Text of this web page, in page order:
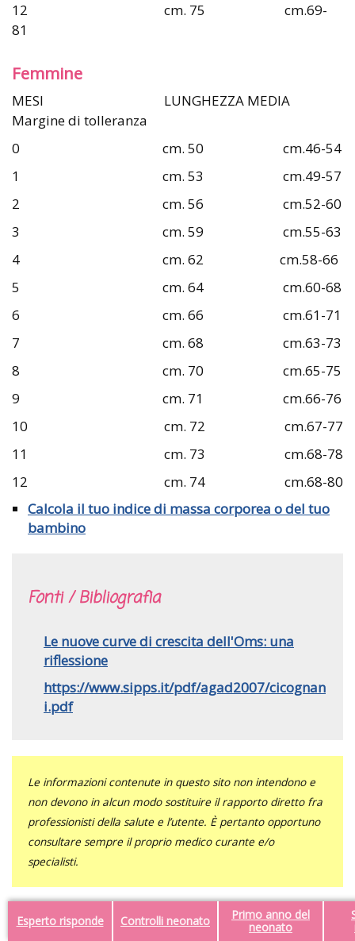
Esperto risponde Controlli neonato
Primo anno del
neonato
12 cm. 75 cm.69-
81
Femmine
MESI LUNGHEZZA MEDIA
Margine di tolleranza
0 cm. 50 cm.46-54
1 cm. 53 cm.49-57
2 cm. 56 cm.52-60
3 cm. 59 cm.55-63
4 cm. 62 cm.58-66
5 cm. 64 cm.60-68
6 cm. 66 cm.61-71
7 cm. 68 cm.63-73
8 cm. 70 cm.65-75
9 cm. 71 cm.66-76
10 cm. 72 cm.67-77
11 cm. 73 cm.68-78
12 cm. 74 cm.68-80
Calcola il tuo indice di massa corporea o del tuo
bambino
Fonti / Bibliografia
Le nuove curve di crescita dell'Oms: una
riflessione
https://www.sipps.it/pdf/agad2007/cicognan
i.pdf
Le informazioni contenute in questo sito non intendono e
non devono in alcun modo sostituire il rapporto diretto fra
professionisti della salute e l’utente. È pertanto opportuno
consultare sempre il proprio medico curante e/o
specialisti.
Facebook
TwitterPinterestLinkedInTumblrWhatsApp